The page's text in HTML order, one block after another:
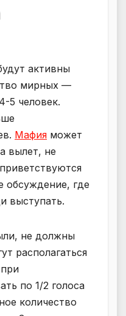
активны
мирных —
5 человек.
Мафия может
вылет, не
обсуждение, где
выступать.
не должны
располагаться
по 1/2 голоса
количество